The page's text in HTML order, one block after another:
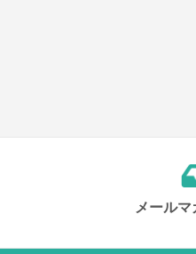
メール